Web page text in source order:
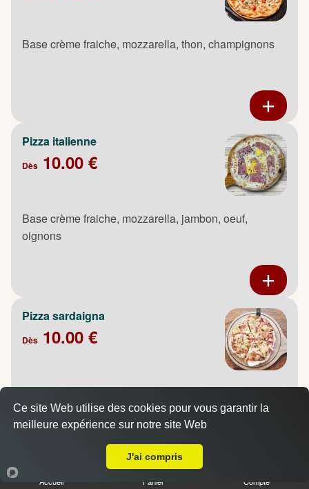
Base crème fraiche, mozzarella, thon, champignons
Pizza italienne
Dès 10.00 €
Base crème fraiche, mozzarella, jambon, oeuf,
oignons
Pizza sardaigna
Dès 10.00 €
de terre, oignons, oeuf
Accueil Panier Compte
Ce site Web utilise des cookies pour vous garantir la
meilleure expérience sur notre site Web
J'ai compris